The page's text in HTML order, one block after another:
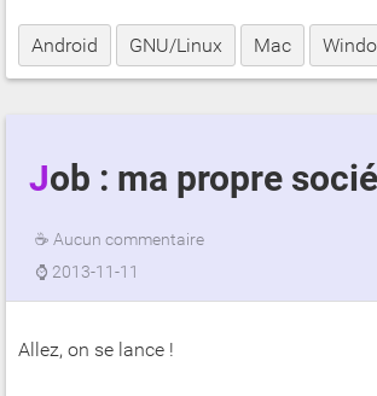
Android GNU/Linux Mac
Job : ma propre
☕ Aucun commentaire
⌚ 2013-11-11
Allez, on se lance !